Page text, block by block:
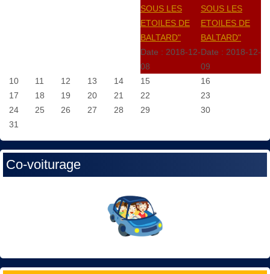
SOUS LES
ETOILES DE
BALTARD"
Date : 2018-12-
08
SOUS LES
ETOILES DE
BALTARD"
Date : 2018-12-
09
10
11 12 13 14 15
16
17
18 19 20 21 22
23
24
25 26 27 28 29
30
31
Co-voiturage